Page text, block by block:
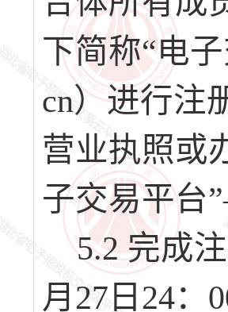
下简称“电
cn）进行注
营业执照或
子交易平台
5.2 完成注
月27日24：